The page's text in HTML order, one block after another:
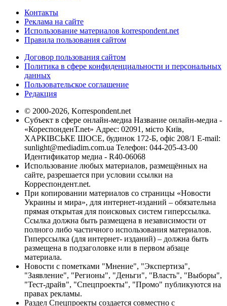
Контакты
Реклама на сайте
Использование материалов korrespondent.net
Правила пользования сайтом
Договор пользования сайтом
Политика в сфере конфиденциальности и персональных
данных
Пользовательское соглашение
Редакция
© 2000-2026, Korrespondent.net
Субъект в сфере онлайн-медиа Название онлайн-медиа -
«КореспонденТ.net» Адрес: 02091, місто Київ,
ХАРКІВСЬКЕ ШОСЕ, будинок 172-Б, офіс 208/1 E-mail:
sunlight@mediadim.com.ua Телефон: 044-205-43-00
Идентификатор медиа - R40-06068
Использование любых материалов, размещённых на
сайте, разрешается при условии ссылки на
Корреспондент.net.
При копировании материалов со страницы «Новости
Украины и мира», для интернет-изданий – обязательна
прямая открытая для поисковых систем гиперссылка.
Ссылка должна быть размещена в независимости от
полного либо частичного использования материалов.
Гиперссылка (для интернет- изданий) – должна быть
размещена в подзаголовке или в первом абзаце
материала.
Новости с пометками "Мнение", "Экспертиза",
"Заявление", "Регионы", "Деньги", "Власть", "Выборы",
"Тест-драйв", "Спецпроекты", "Промо" публикуются на
правах рекламы.
Раздел Спецпроекты создается совместно с